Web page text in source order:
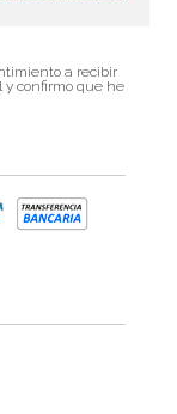
a recibir
y confirmo que he